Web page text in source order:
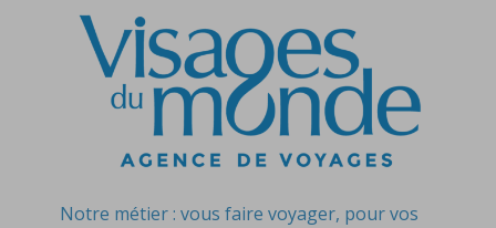
Notre métier : vous faire voyager, pour vos